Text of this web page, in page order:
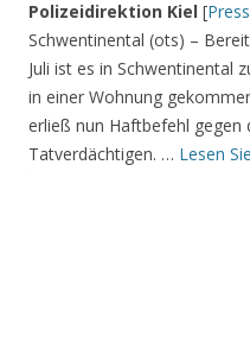
Polizeidirektion Kiel [
Schwentinental (ots) –
Juli ist es in Schwentinental
in einer Wohnung
erließ nun Haftbefehl gegen
Tatverdächtigen. … Lesen